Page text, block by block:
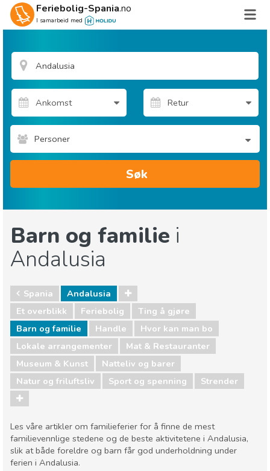
Feriebolig-Spania.no
I samarbeid med
Personer
Søk
Barn og familie i
Andalusia
Spania
Andalusia
Et overblikk
Feriebolig
Ting å gjøre
Barn og familie
Handle
Hvor kan man bo
Lokale arrangementer
Mat & Restauranter
Museum & Kunst
Natteliv og barer
Natur og friluftsliv
Sport og spenning Strender
Les våre artikler om familieferier for å finne de mest
familievennlige stedene og de beste aktivitetene i Andalusia,
slik at både foreldre og barn får god underholdning under
ferien i Andalusia.